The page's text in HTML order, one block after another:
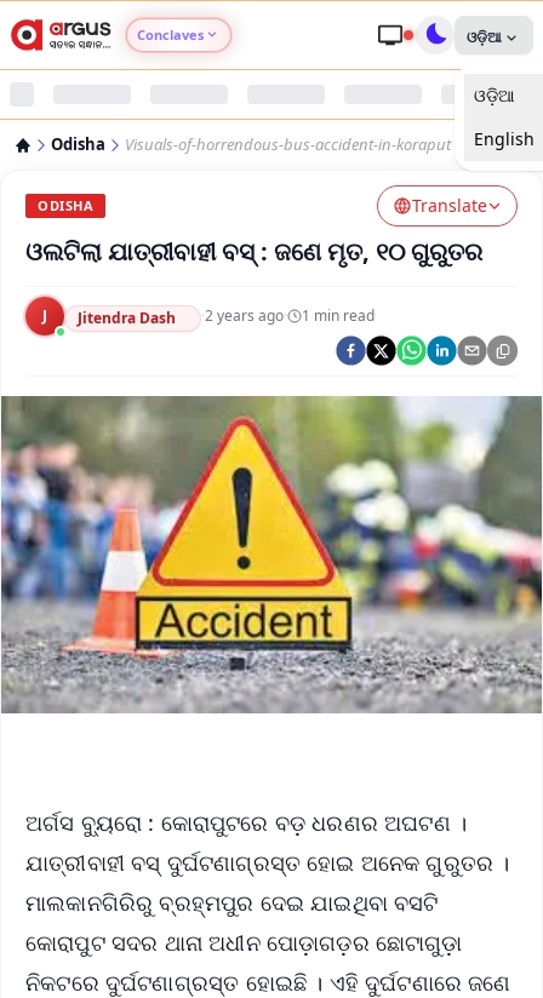
Conclaves
Argus Swaad Odisha
Argus Chalo Dekhein Apna Desh
ଓଡ଼ିଆ
ଓଡ଼ିଆ
English
Odisha Visuals-of-horrendous-bus-accident-in-koraput
ODISHA Translate
ଓଲଟିଲା ଯାତ୍ରୀବାହୀ ବସ୍‌ : ଜଣେ ମୃତ, ୧୦ ଗୁରୁତର
J Jitendra Dash ·2 years ago· 1 min read
ଅର୍ଗସ ବ୍ୟୁରୋ : କୋରାପୁଟରେ ବଡ଼ ଧରଣର ଅଘଟଣ ।
ଯାତ୍ରୀବାହୀ ବସ୍‌ ଦୁର୍ଘଟଣାଗ୍ରସ୍ତ ହୋଇ ଅନେକ ଗୁରୁତର ।
ମାଲକାନଗିରିରୁ ବ୍ରହ୍ମପୁର ଦେଇ ଯାଇଥିବା ବସଟି
କୋରାପୁଟ ସଦର ଥାନା ଅଧୀନ ପୋଡ଼ାଗଡ଼ର ଛୋଟାଗୁଡ଼ା
ନିକଟରେ ଦୁର୍ଘଟଣାଗ୍ରସ୍ତ ହୋଇଛି । ଏହି ଦୁର୍ଘଟଣାରେ ଜଣେ